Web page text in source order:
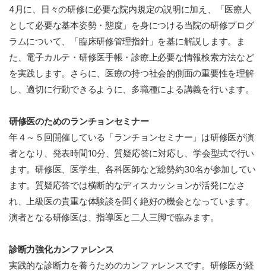
4月に、日々の研修に必要な院内規定の説明に加え、「医療人
として必要な基本姿勢・態度」を身につける当院の研修プログ
ラムについて、「臨床研修管理指針」を基に解説します。ま
た、電子カルテ・研修医手帳・診療上必要な情報検索方法など
を実践します。さらに、医療の持つ社会的側面の重要性を理解
し、適切に行動できるように、多職種による講義を行います。
研修医のためのランチョンセミナー
年４～５回開催している「ランチョンセミナー」は研修医が演
者となり、発表時間10分、質疑応答に対応し、学会型式で行い
ます。研修医、医学生、各科医師など総勢約30名が参加してい
ます。質疑応答では横断的なディスカッションが活発になさ
れ、上級医の貴重な体験談を聞く絶好の機会となっています。
演者となる研修医は、指導医と二人三脚で臨みます。
診断力強化カンファレンス
実践的な診断力を養うためのカンファレンスです。研修医が経